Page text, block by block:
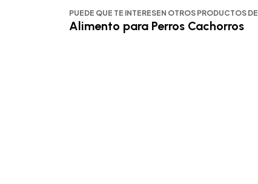
PUEDE QUE TE INTERESEN OTROS PRODUCTOS DE
Alimento para Perros Cachorros